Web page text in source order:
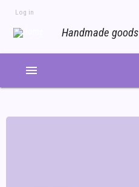
mainACCOUNT
MENU
Log in
Handmade goods
menu